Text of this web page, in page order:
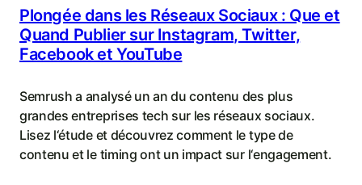
Plongée dans les Réseaux Sociaux : Que et
Quand Publier sur Instagram, Twitter,
Facebook et YouTube
Semrush a analysé un an du contenu des plus
grandes entreprises tech sur les réseaux sociaux.
Lisez l‘étude et découvrez comment le type de
contenu et le timing ont un impact sur l‘engagement.